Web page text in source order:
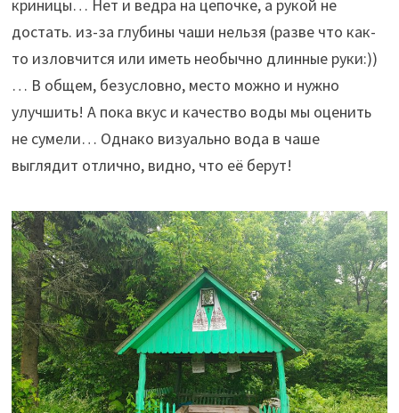
криницы… Нет и ведра на цепочке, а рукой не
достать. из-за глубины чаши нельзя (разве что как-
то изловчится или иметь необычно длинные руки:))
… В общем, безусловно, место можно и нужно
улучшить! А пока вкус и качество воды мы оценить
не сумели… Однако визуально вода в чаше
выглядит отлично, видно, что её берут!